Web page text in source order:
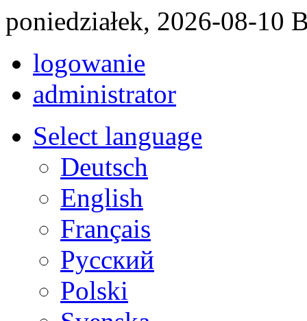
poniedziałek, 2026-08-10
logowanie
administrator
Select language
Deutsch
English
Français
Pусский
Polski